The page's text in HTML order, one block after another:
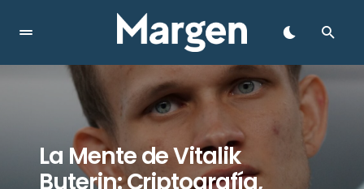
La Mente de Vitalik
Buterin: Criptografía,